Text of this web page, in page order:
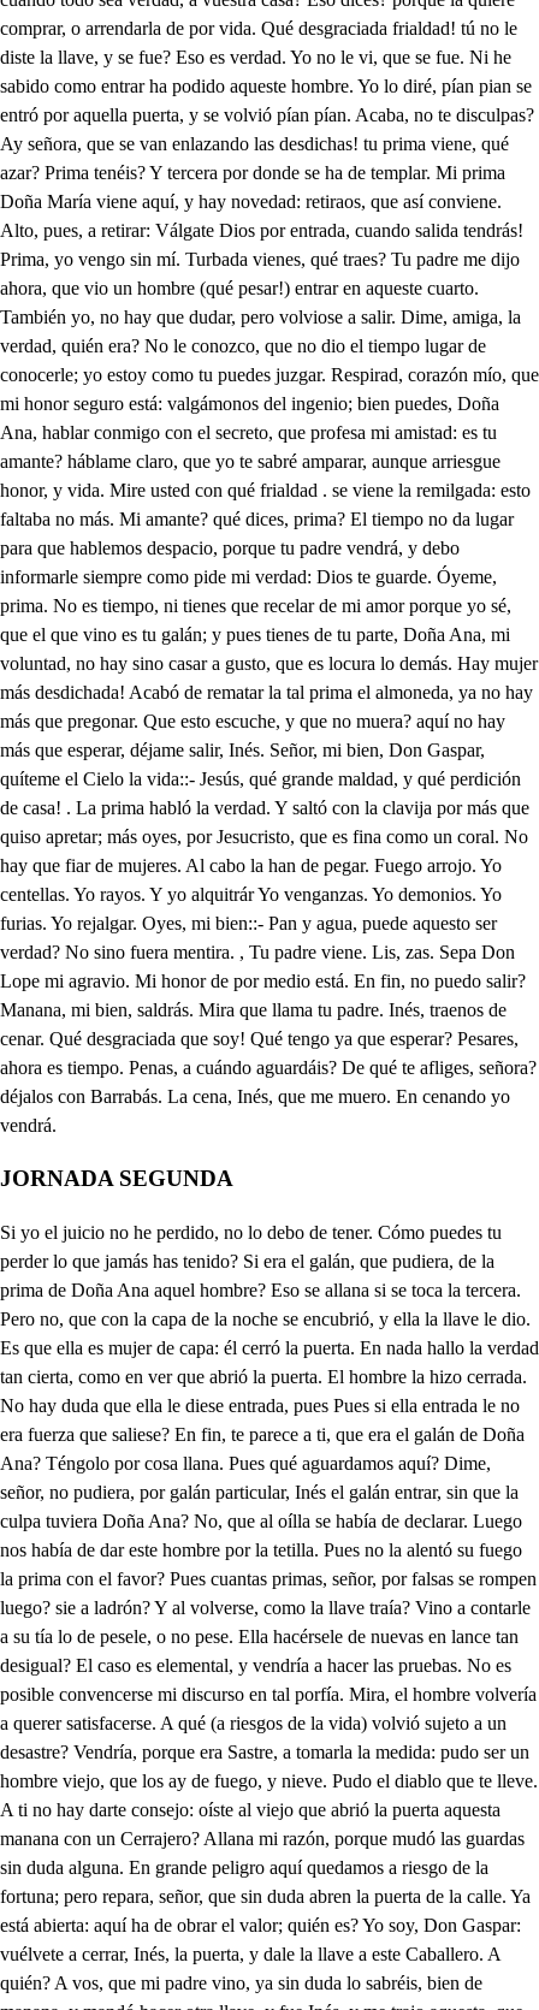
JORNADA SEGUNDA
Si yo el juicio no he perdido, no lo debo de tener. Cómo puedes tu perder lo que jamás has tenido? Si era el galán, que pudiera, de la prima de Doña Ana aquel hombre? Eso se allana si se toca la tercera. Pero no, que con la capa de la noche se encubrió, y ella la llave le dio. Es que ella es mujer de capa: él cerró la puerta. En nada hallo la verdad tan cierta, como en ver que abrió la puerta. El hombre la hizo cerrada. No hay duda que ella le diese entrada, pues Pues si ella entrada le no era fuerza que saliese? En fin, te parece a ti, que era el galán de Doña Ana? Téngolo por cosa llana. Pues qué aguardamos aquí? Dime, señor, no pudiera, por galán particular, Inés el galán entrar, sin que la culpa tuviera Doña Ana? No, que al oílla se había de declarar. Luego nos había de dar este hombre por la tetilla. Pues no la alentó su fuego la prima con el favor? Pues cuantas primas, señor, por falsas se rompen luego? sie a ladrón? Y al volverse, como la llave traía? Vino a contarle a su tía lo de pesele, o no pese. Ella hacérsele de nuevas en lance tan desigual? El caso es elemental, y vendría a hacer las pruebas. No es posible convencerse mi discurso en tal porfía. Mira, el hombre volvería a querer satisfacerse. A qué (a riesgos de la vida) volvió sujeto a un desastre? Vendría, porque era Sastre, a tomarla la medida: pudo ser un hombre viejo, que los ay de fuego, y nieve. Pudo el diablo que te lleve. A ti no hay darte consejo: oíste al viejo que abrió la puerta aquesta manana con un Cerrajero? Allana mi razón, porque mudó las guardas sin duda alguna. En grande peligro aquí quedamos a riesgo de la fortuna; pero repara, señor, que sin duda abren la puerta de la calle. Ya está abierta: aquí ha de obrar el valor; quién es? Yo soy, Don Gaspar: vuélvete a cerrar, Inés, la puerta, y dale la llave a este Caballero. A quién? A vos, que mi padre vino, ya sin duda lo sabréis, bien de manana, y mandó hacer otra llave, y fue Inés, y me trajo aquesta, que bien será menester; y porque pudiera hablaros con seguridad, mudé de vestido, que a una amiga pedí prestado, el que veis; y dando a mi prima parte, porque así forzoso fue, de ir a visitar sin ella a una deuda mía, Inés, y yo, con todo secreto, hemos venido, cual veis, a deciros, Don Gaspar, que una principal mujer, como yo, nunca da oído, o por su mucha altivez, o por su sangre, que es más, a dueño que no ha de ser, o realce de su honor, o esmalte de su poder. El hombre que anoche vino a aquesta casa, ni sé quien pudo ser, ni el camino de poderle conocer supo jamás la memoria; y supuesto que la fe de mi pundonor altivo no puede nunca perder los rayos de lucir solo, asentemos de una vez, o el crédito de la sangre, o la flaqueza del ser. Tenga su esfera el respeto, la gravedad su dosel, la nobleza su decoro, y su interés el poder. Para presumir de mí tan bajamente, no es bien, que se empeñen los carinos tan a costa del querer; ni, Don Gaspar, los recelos han de darle parabién a el agravio imaginado, porque no se llevan bien las sombras, y luces, cuando la diferencia se ve en que la sombra no puede por sí misma tener ser. Diréis que le di la llave a aquel hombre, y que le hablé, que lo confirmó mi prima, que volvió el hombre otra vez, y que Don Lope mi padre no le pudo conocer; el darle la llave digo, que sin duda me engañé, pues entendí que eráis vos, y era fácil de entender, supuesto que en este cuarto os dejaba solo Inés, y yo venía inocente de que habría otro hombre en él; ni las razones que dijo mi prima, pudo cortés obligaros mi respuesta, porque ella pudo muy bien presumir sin conoceros, que algún empeño fiel era el mío, pues mi padre a rondar la calle fue. Al confirmar la sospecha, volviendo segunda vez a abrir la puerta aquel hombre, respondo, que pudo ser. Ver que la llave tenía, y hallarse, a su parecer, favorecido de por engaño, y este bien ignorando con la noche, le obligaria después a facilitar la empresa sucedida, sin querer al recelo principal. La causa de este cruel, de saber quien le dio entrada a este cuarto, no lo sé, ni puedo sacar más luz, que haberle encontrado en él, y que no fue por mi orden es fácil de conocer; porque si yo, Don Gaspar, sabia, como se ve, que estabáis aquí escondido, en qué juicio ha de caber, que yo os quisiera empeñar con mi propio agravio, pues donde peligra la honra, ningún recelo hace ley? Esto por disculpa basta, que yo no puedo tener más disculpa que mi sangre, ni hay más que satisfacer. La mayor satisfacción es preciarse de quién es, a esto he venido; y supuesto que mi noble proceder no falto nunca a lo grave, ni menos al ser cortes, os quiero yo preguntar, si acaso me queréis bien, si algún escrúpulo os queda en vuestro engaño cruel; porque anteponer los celos a mi honor, es pretender de que pase por dudoso lo que tan claro se ve, Quéreros yo receloso de mi voluntad, y fe, no es posible, que una Dama de calidad, no ha de ser estimación del desprecio, y fineza del desdén. Pasar por el deshonor n o es linaje del querer, que no hay amo de adoraciones infiel. La licita confianza es la que suele vencer en este mar de la vida el más seguro bajel. Yo os pretendo para esposo, y no le puede estar bien al corazón un halago con máscara de placer. Quién pone dolo en mi fama, mi enemigo viene a ser, pues se retira del duelo, y a mí me deja con él. A mí no me ha de cegar el quereros, que no es de más pureza el amor, que el honor, que el uno fue humor de la voluntad, que se gasta con querer, y el otro potencia unida a la nobleza fiel, y no porque el uno quiera, el otro se ha de perder. Yo os hablo con claridad, porque después no os quejéis: galán con desconfianza de su dama, ha de tener poca firmeza con ella; y para que siempre esté con la sospecha en la mano, y diligencia que veas, es mejor, aunque la dama muera por quererle bien, que diga por valentía, pronuncie con altivez, artícule con valor, para morir de una vez: Arded, corazón, arded, que yo no os puedo valer. Deteneos, esperad, que no es posible, mi bien, que viva el amor sin celos, que al Sol se le ha de oponer forzosamente la nube, émulo del rosicler. Fueron las dudas tan grandes, las sospechas te que al más cuerdo detuvieran la luz del discurso, pues el darle la llave vos, el volver segunda vez, no conocerle Don Lope, ratificarlo después vuestra prima, no son lances, que se dejan de creer? Pero pues vos me decís con desengaño fiel, siendo vos tan noble Dama, que el hombre no conocéis, que me queréis por esposo; qué puedo yo responder, sino juzgar que el galán, que en aqueste cuarto hallé, o es de vuestra prima amante, o alguno que quiso ver si con su industria podía sacar algún interés? Porque Dama que pretende ser de su galán mujer, no antepone los peligros, que le pueden suceder a su honra, pues con ella todo le sucede bien; y sin ella, a pocos lances, su fama perdida ve, la sangre se halla manchada, y sin crédito su fe; y así, pues, esta sospecha con el tiempo vendrá a ser, o luz de vuestra inocencia, que hoy eclipsada se ve, o sombra de vuestro engaño; por ahora disponed como he de saber::- Oíime. Sabes qué sospecho, Inés? que pues tu ama, y su prima, y su criada también, niegan que ninguna sabe del tal hombre, que tú, y él os conocéis lindamente. Hermano, bien puede ser. Hermana, pues si lo fuere, muchos anos os gocéis con los demás que llegaren, que para todos seréis. Oye, sabe el picaron, que he dado prueba bastante de quién soy? Eso es constante, probada está la intención. Yo, amigo, por malos artes no conquisto a mi galán. Todos lo confesarán, que es mujer de muchas partes. Pues si él fuera mi marido, no anduviera como un huso derecho? Y andaba al uso, aunque fuera muy torcido: Digo, el galán que salió con la llave de la puerta, dejó alguna cuadra abierta? Yo no sé por donde entró, Si él la prima no ha tocado, me lleve el diablo. . No sé, en mi vida la templé. Pues siempre, Inés, se ha templado con la tercera, y lástima ver destemplada una prima. La tercera lo dirá lo que es mi ama, es muy cuerda, ella se templa por sí. Paréceme bien a mí si es por debajo de cuerda: no haya algún traste subido de punto, o algún bordón. Pan y agua, es ilusión. Esa ilusión he temido. Pero espera, oyes, señora? cogiéronnos en la trampa, porque tu prima:- . Qué dices? Viene sin duda a esta cuadra. Si nos ve somos perdidos, porque con recelos anda (aunque a ti no te conoce) de nuestro amor. Pues la traza más conveniente, y segura, por si visita la casa, es irnos. . Cómo irse? Audarlo pabas. h Vive Dios, que por la calle abren la puerta. . Cerrada la hemos hecho. Este es mi padre. ̱. Cuerpo de Dios con mi alma. Qué haremos, Inés? Qué haremos? meto mi manto en la manga, y tú con el tuyo cubre aquese palmo de cara, y luego déjame a mí. Qué es esto, Inés? Va de traza: El señor Don Pedro de Arce viene, señor, con su hermana, como vio cédula puesta para alquilar esta casa, a verla; yo por la nuestra, viendo que estaba cerrada, por esa puerta los truje, a ver si les agradaba. Señor Don Lope, el gozar de vecindad tan honrada, y noble, pudo alentar con mucho gusto a mi hermana, y a mi para que si vos gustáis de arrendar la casa, gocemos de tanto honor. Señor Don Pedro, en el alma, aunque no he tenido dicha de conoceros, gustara de recibir la merced, que me hacéis; pero a Doña Ana mi hija, casada tengo en Sevilla, y fue ignorancia no haber quitado Don Pedro la cédula de esta casa, porque la habré menester para Don Juan de Moncada mi yerno; y así os suplico perdonéis, por ser la causa tan forzosa, el no poder serviros, porque manana espero felices nuevas de que viene a Salamanca Don Juz Si es af mi pretensión bien fundad no tiene lugar Violante, ven. . Linda patarata! pues nos llevamos la hija, que el padre tiene casada: el viejo no ha reparado en mí, tendrá cataratas, ni conviene que me vea por un ojo de la cara. Que perdonéis os suplico, dando licencia a mi hermana, y a mí de serviros. Bueno, la licencia es extremada. Dios os guarde. Oyes, Inés. Ya te entiendo, vete, y calla. Qué honesta es la tal señora!